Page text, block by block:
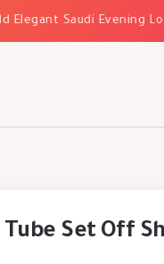
Saudi Evening Looks
Set Off